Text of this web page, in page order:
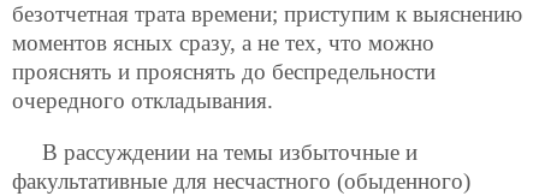
безотчетная трата времени; приступим к выяснению
моментов ясных сразу, а не тех, что можно
прояснять и прояснять до беспредельности
очередного откладывания.
В рассуждении на темы избыточные и
факультативные для несчастного (обыденного)